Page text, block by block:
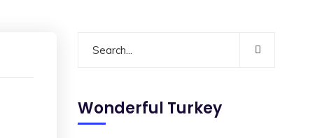
Wonderful Turkey